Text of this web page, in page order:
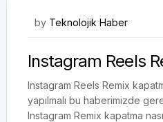
by Teknolojik Haber
Instagram Reels
Instagram Reels Remix
yapılmalı bu haberimizde
Instagram Remix kapatma nasıl